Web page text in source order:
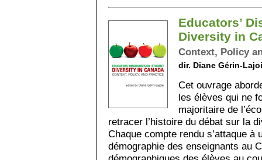
Educators’
Diversity in
Context, Policy
dir. Diane Gérin-
Cet ouvrage
les élèves qui ne
majoritaire de
retracer l’histoire du débat sur la
Chaque compte rendu s’attaque
démographie des enseignants au